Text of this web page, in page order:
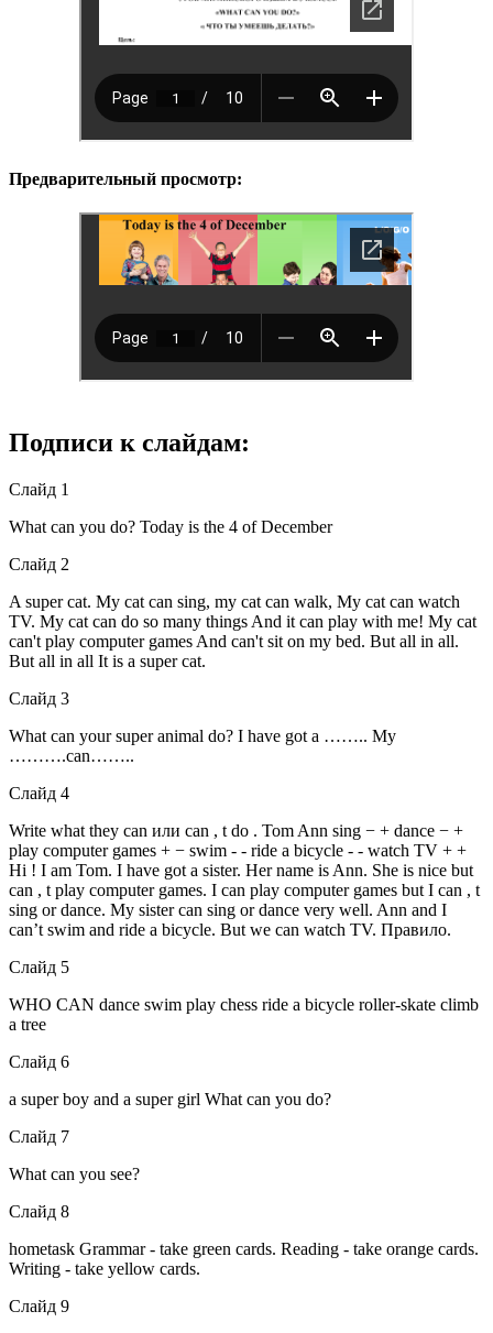
Предварительный просмотр:
Подписи к слайдам:
Слайд 1
What can you do? Today is the 4 of December
Слайд 2
A super cat. My cat can sing, my cat can walk, My cat can watch
TV. My cat can do so many things And it can play with me! My cat
can't play computer games And can't sit on my bed. But all in all.
But all in all It is a super cat.
Слайд 3
What can your super animal do? I have got a …….. My
……….can……..
Слайд 4
Write what they can или can , t do . Tom Ann sing − + dance − +
play computer games + − swim - - ride a bicycle - - watch TV + +
Hi ! I am Tom. I have got a sister. Her name is Ann. She is nice but
can , t play computer games. I can play computer games but I can , t
sing or dance. My sister can sing or dance very well. Ann and I
can’t swim and ride a bicycle. But we can watch TV. Правило.
Слайд 5
WHO CAN dance swim play chess ride a bicycle roller-skate climb
a tree
Слайд 6
a super boy and a super girl What can you do?
Слайд 7
What can you see?
Слайд 8
hometask Grammar - take green cards. Reading - take orange cards.
Writing - take yellow cards.
Слайд 9